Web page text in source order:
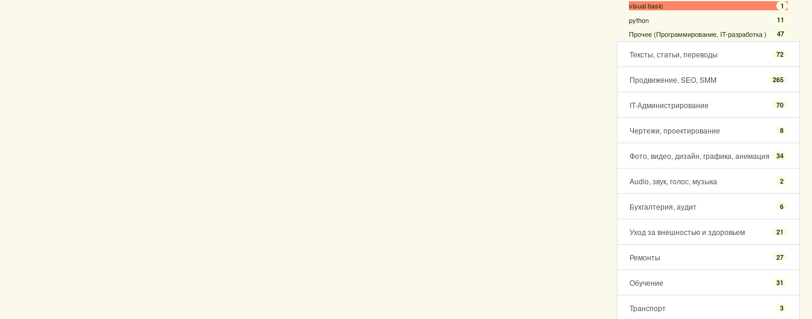
visual basic 1
python 11
Прочее (Программирование, IT-разработка ) 47
Тексты, статьи, переводы 72
Продвижение, SEO, SMM 265
IT-Администрирование 70
Чертежи, проектирование 8
Фото, видео, дизайн, графика, анимация 34
Audio, звук, голос, музыка 2
Бухгалтерия, аудит 6
Уход за внешностью и здоровьем 21
Ремонты 27
Обучение 31
Транспорт 3